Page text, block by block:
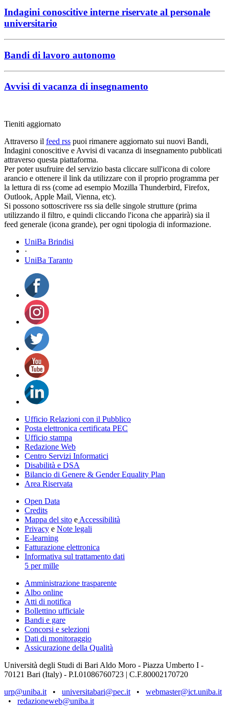
Indagini conoscitive interne riservate al personale
universitario
Bandi di lavoro autonomo
Avvisi di vacanza di insegnamento
Tieniti aggiornato
Attraverso il feed rss puoi rimanere aggiornato sui nuovi Bandi,
Indagini conoscitive e Avvisi di vacanza di insegnamento pubblicati
attraverso questa piattaforma.
Per poter usufruire del servizio basta cliccare sull'icona di colore
arancio e ottenere il link da utilizzare con il proprio programma per
la lettura di rss (come ad esempio Mozilla Thunderbird, Firefox,
Outlook, Apple Mail, Vienna, etc).
Si possono sottoscrivere rss sia delle singole strutture (prima
utilizzando il filtro, e quindi cliccando l'icona che apparirà) sia il
feed generale (icona grande), per ogni tipologia di informazione.
UniBa Brindisi
·
UniBa Taranto
Ufficio Relazioni con il Pubblico
Posta elettronica certificata PEC
Ufficio stampa
Redazione Web
Centro Servizi Informatici
Disabilità e DSA
Bilancio di Genere & Gender Equality Plan
Area Riservata
Open Data
Credits
Mappa del sito e Accessibilità
Privacy e Note legali
E-learning
Fatturazione elettronica
Informativa sul trattamento dati
5 per mille
Amministrazione trasparente
Albo online
Atti di notifica
Bollettino ufficiale
Bandi e gare
Concorsi e selezioni
Dati di monitoraggio
Assicurazione della Qualità
Università degli Studi di Bari Aldo Moro - Piazza Umberto I -
70121 Bari (Italy) - P.I.01086760723 | C.F.80002170720
urp@uniba.it • universitabari@pec.it • webmaster@ict.uniba.it
• redazioneweb@uniba.it